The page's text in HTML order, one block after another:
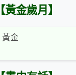
【黃金歲月】
黃金